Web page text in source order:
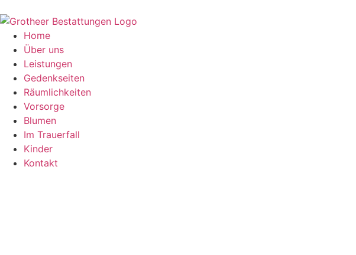
Inhalt
springenHome
Über uns
Leistungen
Gedenkseiten
Räumlichkeiten
Vorsorge
Blumen
Im Trauerfall
Kinder
Kontakt